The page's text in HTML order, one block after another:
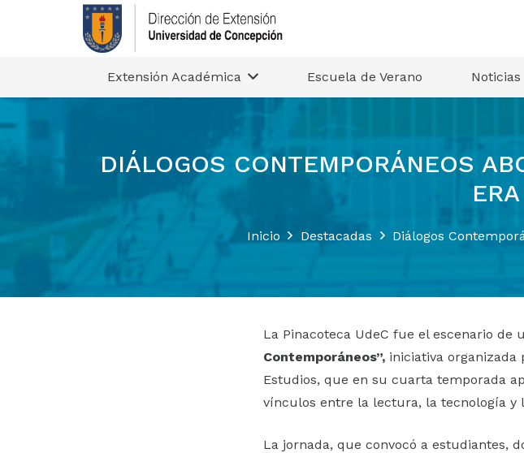
Extensión Académica Escuela de Verano Noticias
DIÁLOGOS CONTEMPORÁNEOS
Inicio Destacadas Diálogos
La Pinacoteca UdeC fue el escenario de
Contemporáneos”, iniciativa organizada
Estudios, que en su cuarta temporada
vínculos entre la lectura, la tecnología y
La jornada, que convocó a estudiantes,